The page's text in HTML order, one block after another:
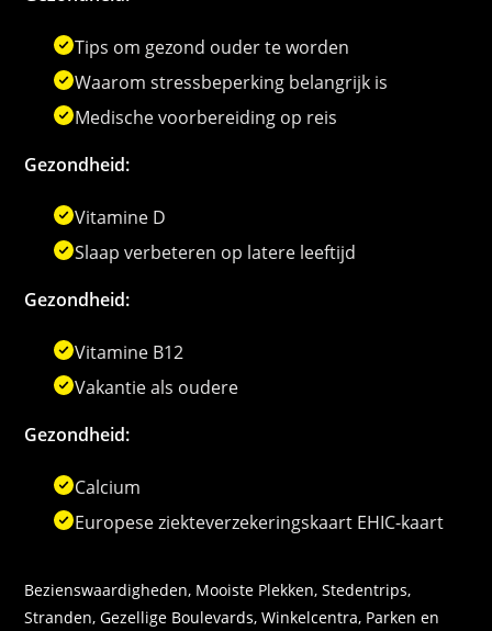
Tips om gezond ouder te worden
Waarom stressbeperking belangrijk is
Medische voorbereiding op reis
Gezondheid:
Vitamine D
Slaap verbeteren op latere leeftijd
Gezondheid:
Vitamine B12
Vakantie als oudere
Gezondheid:
Calcium
Europese ziekteverzekeringskaart EHIC-kaart
Bezienswaardigheden, Mooiste Plekken, Stedentrips,
Stranden, Gezellige Boulevards, Winkelcentra, Parken en